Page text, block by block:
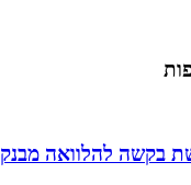
בקשה להלוואה מבנק